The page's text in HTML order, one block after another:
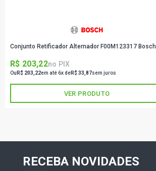
Conjunto Retificador Alternador F00M123317 Bosch
R$ 203,22no PIX
Ou R$ 203,22em até 6x deR$ 33,87sem juros
VER PRODUTO
RECEBA NOVIDADES